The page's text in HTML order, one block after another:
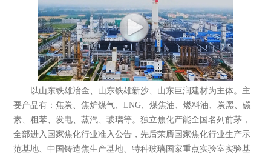
以山东铁雄冶金、山东铁雄新沙、山东巨润建材为主体。主
要产品有：焦炭、焦炉煤气、LNG、煤焦油、燃料油、炭黑、碳
素、粗苯、发电、蒸汽、玻璃等。独立焦化产能全国名列前茅，
全部进入国家焦化行业准入公告，先后荣膺国家焦化行业生产示
范基地、中国铸造焦生产基地、特种玻璃国家重点实验室实验基